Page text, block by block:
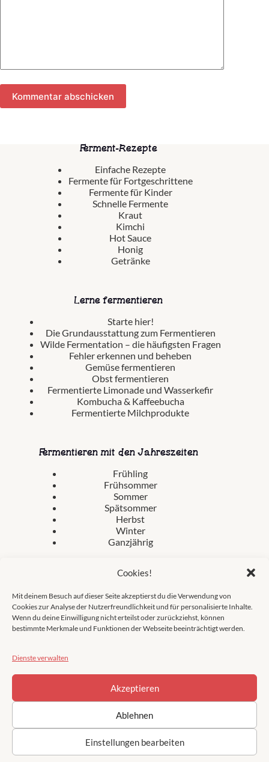
Cookies!
Mit deinem Besuch auf dieser Seite akzeptierst du die Verwendung von
Cookies zur Analyse der Nutzerfreundlichkeit und für personalisierte Inhalte.
Wenn du deine Einwilligung nicht erteilst oder zurückziehst, können
bestimmte Merkmale und Funktionen der Webseite beeinträchtigt werden.
Dienste verwalten
Akzeptieren
Ablehnen
Einstellungen bearbeiten
Kommentar abschicken
Ferment-Rezepte
Einfache Rezepte
Fermente für Fortgeschrittene
Fermente für Kinder
Schnelle Fermente
Kraut
Kimchi
Hot Sauce
Honig
Getränke
Lerne fermentieren
Starte hier!
Die Grundausstattung zum Fermentieren
Wilde Fermentation – die häufigsten Fragen
Fehler erkennen und beheben
Gemüse fermentieren
Obst fermentieren
Fermentierte Limonade und Wasserkefir
Kombucha & Kaffeebucha
Fermentierte Milchprodukte
Fermentieren mit den Jahreszeiten
Frühling
Frühsommer
Sommer
Spätsommer
Herbst
Winter
Ganzjährig
[widerrufsbutton url="fermentation.love/widerruf"]
Datenschutz
AGB
Widerruf
Alle Rechte © 2026 Katsu Lask | Fermentation Love